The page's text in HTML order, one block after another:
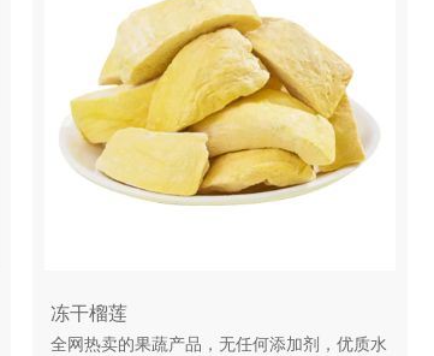
冻干榴莲
全网热卖的果蔬产品，无任何添加剂，优质水